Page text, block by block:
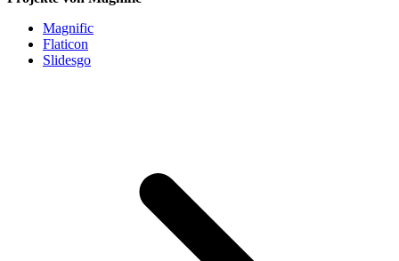
Magnific
Flaticon
Slidesgo